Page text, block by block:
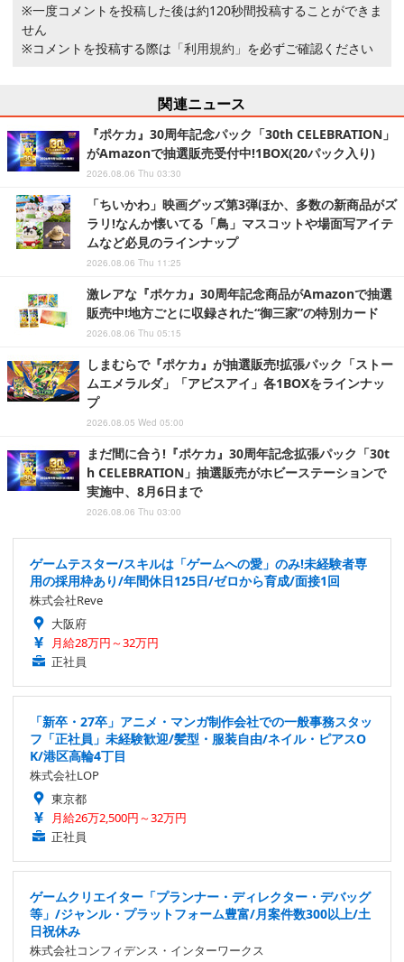
※一度コメントを投稿した後は約120秒間投稿することができま
せん
※コメントを投稿する際は 「利用規約」 を必ずご確認ください
関連ニュース
『ポケカ』30周年記念パック「30th CELEBRATION」
がAmazonで抽選販売受付中!1BOX(20パック入り)
2026.08.06 Thu 03:30
「ちいかわ」映画グッズ第3弾ほか、多数の新商品がズ
ラリ!なんか懐いてる「鳥」マスコットや場面写アイテ
ムなど必見のラインナップ
2026.08.06 Thu 11:25
激レアな『ポケカ』30周年記念商品がAmazonで抽選
販売中!地方ごとに収録された“御三家”の特別カード
2026.08.06 Thu 05:15
しまむらで『ポケカ』が抽選販売!拡張パック「ストー
ムエメラルダ」「アビスアイ」各1BOXをラインナッ
プ
2026.08.05 Wed 05:00
まだ間に合う!『ポケカ』30周年記念拡張パック「30t
h CELEBRATION」抽選販売がホビーステーションで
実施中、8月6日まで
2026.08.06 Thu 03:00
ゲームテスター/スキルは「ゲームへの愛」のみ!未経験者専
用の採用枠あり/年間休日125日/ゼロから育成/面接1回
株式会社Reve
大阪府
月給28万円～32万円
正社員
「新卒・27卒」アニメ・マンガ制作会社での一般事務スタッ
フ「正社員」未経験歓迎/髪型・服装自由/ネイル・ピアスO
K/港区高輪4丁目
株式会社LOP
東京都
月給26万2,500円～32万円
正社員
ゲームクリエイター「プランナー・ディレクター・デバッグ
等」/ジャンル・プラットフォーム豊富/月案件数300以上/土
日祝休み
株式会社コンフィデンス・インターワークス